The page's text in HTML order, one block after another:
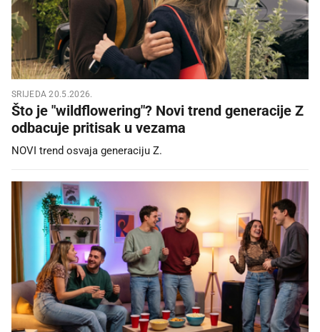
SRIJEDA 20.5.2026.
Što je "wildflowering"? Novi trend generacije Z
odbacuje pritisak u vezama
NOVI trend osvaja generaciju Z.